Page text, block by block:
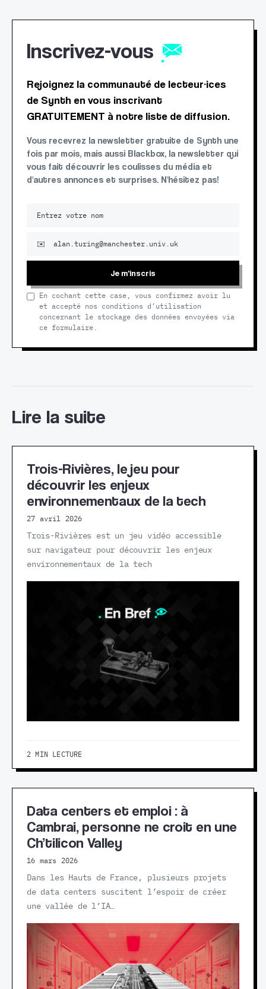
Inscrivez-vous
Rejoignez la communauté de lecteur·ices
de Synth en vous inscrivant
GRATUITEMENT à notre liste de diffusion.
Vous recevrez la newsletter gratuite de Synth une
fois par mois, mais aussi Blackbox, la newsletter qui
vous fait découvrir les coulisses du média et
d'autres annonces et surprises. N'hésitez pas!
Je m'inscris
En cochant cette case, vous confirmez avoir lu
et accepté nos conditions d’utilisation
concernant le stockage des données envoyées via
ce formulaire.
Lire la suite
Trois-Rivières, le jeu pour
découvrir les enjeux
environnementaux de la tech
27 avril 2026
Trois-Rivières est un jeu vidéo accessible
sur navigateur pour découvrir les enjeux
environnementaux de la tech
2 MIN LECTURE
Data centers et emploi : à
Cambrai, personne ne croit en une
Ch’tilicon Valley
16 mars 2026
Dans les Hauts de France, plusieurs projets
de data centers suscitent l’espoir de créer
une vallée de l’IA…